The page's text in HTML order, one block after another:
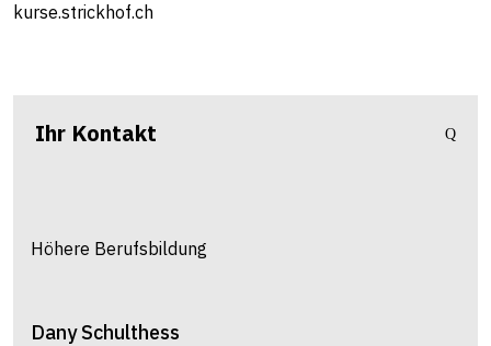
kurse.strickhof.ch
Ihr Kontakt
Höhere Berufsbildung
Dany Schulthess